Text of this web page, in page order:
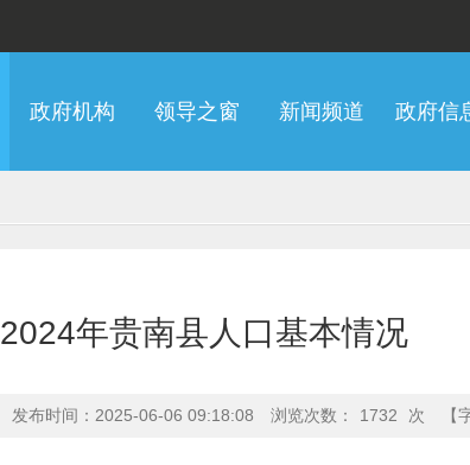
政府机构 领导之窗 新闻频道 政府信
2024年贵南县人口基本情况
发布时间：2025-06-06 09:18:08 浏览次数： 1732 次 【